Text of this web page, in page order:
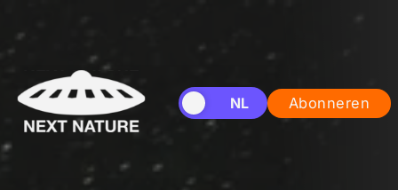
EN NL Abonneren